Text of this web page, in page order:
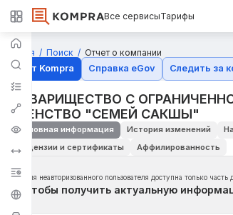
Все сервисыТарифы
Главная Поиск
Отчет о компании
Отчёт Kompra
Справка eGov Следить за
ТОВАРИЩЕСТВО С
АГЕНСТВО "СЕМЕЙ САКШЫ"
Основная информация История изменений
Лицензии и сертификаты
Аффилированность
Для неавторизованного пользователя доступна только часть
Чтобы получить актуальную